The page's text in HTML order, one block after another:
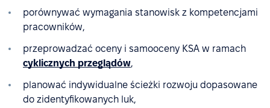
porównywać wymagania stanowisk z kompetencjami
pracowników,
przeprowadzać oceny i samooceny KSA w ramach
cyklicznych przeglądów,
planować indywidualne ścieżki rozwoju dopasowane
do zidentyfikowanych luk,